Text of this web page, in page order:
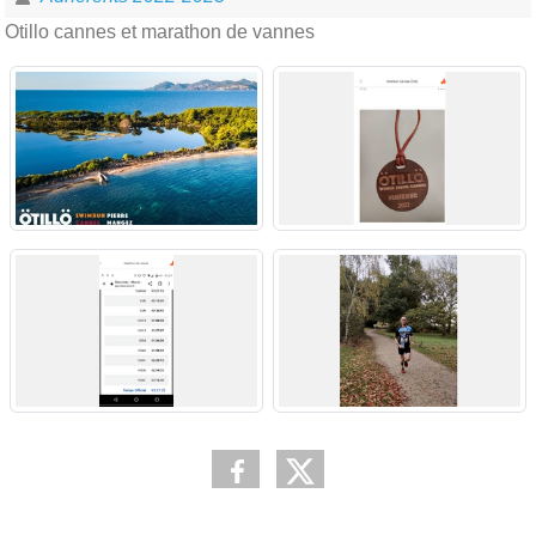
Otillo cannes et marathon de vannes